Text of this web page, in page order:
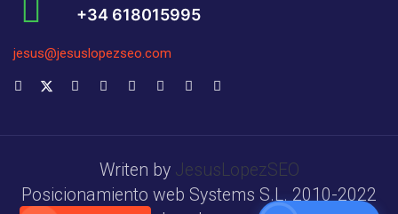
+34 618015995
jesus@jesuslopezseo.com
Writen by JesusLopezSEO
Posicionamiento web Systems S.L. 2010-2022